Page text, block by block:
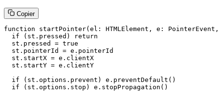
Copier
function startPointer(el: HTMLElement, e:
  if (st.pressed) return
  st.pressed = true
  st.pointerId = e.pointerId
  st.startX = e.clientX
  st.startY = e.clientY
  if (st.options.prevent) e.preventDefault()
  if (st.options.stop) e.stopPropagation()